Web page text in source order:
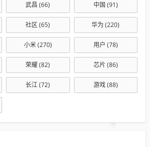
武昌 (66) 中国 (91)
社区 (65) 华为 (220)
小米(270) 用户 (78)
荣耀(82) 芯片 (86)
长江(72) 游戏(88)